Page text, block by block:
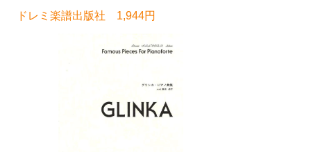
ドレミ楽譜出版社 1,944円